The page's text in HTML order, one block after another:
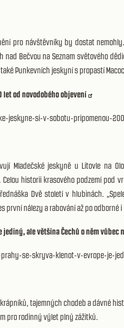
pro návštěvníky by dostat
Bečvou na Seznam světového
Punkevních jeskyní s propastí
od novodobého objevení
jeskyne-si-v-sobotu-pripomenou-
Mladečské jeskyně u Litovle na
historii krasového podzemí pod
Dvě století v hlubinách.
první nálezy a rabování až po
ale většina Čechů o něm vůbec
se-skryva-klenot-v-evrope-je-
tajemných chodeb a dávné
pro rodinný výlet plný zážitků.